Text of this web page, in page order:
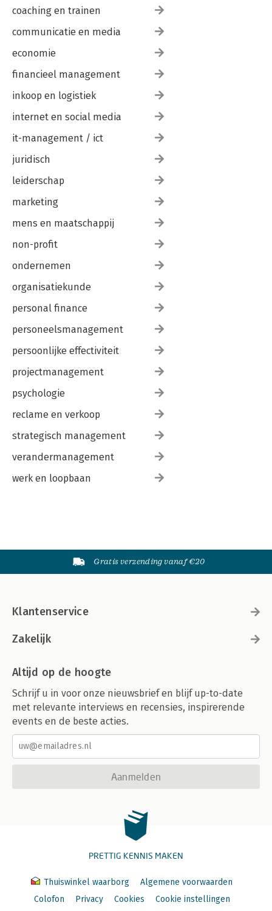
coaching en trainen
communicatie en media
economie
financieel management
inkoop en logistiek
internet en social media
it-management / ict
juridisch
leiderschap
marketing
mens en maatschappij
non-profit
ondernemen
organisatiekunde
personal finance
personeelsmanagement
persoonlijke effectiviteit
projectmanagement
psychologie
reclame en verkoop
strategisch management
verandermanagement
werk en loopbaan
Gratis verzending vanaf €20
Klantenservice
Zakelijk
Altijd op de hoogte
Schrijf u in voor onze nieuwsbrief en blijf up-to-date
met relevante interviews en recensies, inspirerende
events en de beste acties.
Aanmelden
PRETTIG KENNIS MAKEN
Thuiswinkel waarborg
Algemene voorwaarden
Colofon
Privacy Cookies
Cookie instellingen